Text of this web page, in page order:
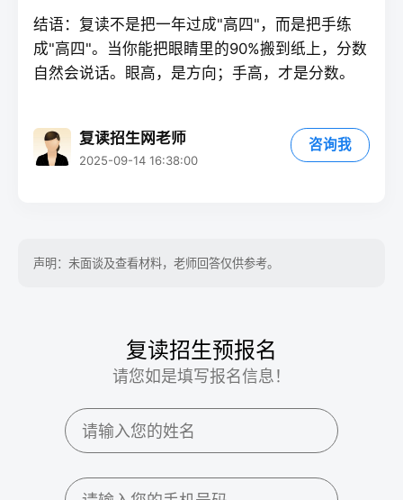
结语： 复读不是把一年过成"高四"，而是把手练
成"高四"。当你能把眼睛里的90%搬到纸上，分数
自然会说话。眼高，是方向；手高，才是分数。
复读招生网老师
2025-09-14 16:38:00
咨询我
声明：未面谈及查看材料，老师回答仅供参考。
复读招生预报名
请您如是填写报名信息！